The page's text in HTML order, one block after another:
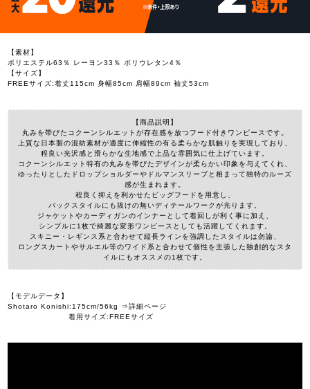
【素材】
ポリエステル63％ レーヨン33％ ポリウレタン4％
【サイズ】
FREEサイズ:着丈115cm 身幅85cm 肩幅89cm 袖丈53cm
【商品説明】
丸みを帯びたコクーンシルエットが存在感を放つフード付きワンピースです。
上質な日本製の混紡素材が適度に伸縮性の有る柔らかな肌触りを実現しており、
程良い光沢感と滑らかな生地感で上品な雰囲気に仕上げています。
コクーンシルエット特有の丸みを帯びたデザインが柔らかい印象を与えてくれ、
ゆったりとしたドロップショルダーやドルマンスリーブと相まって独特のルーズ
感が生まれます。
程良く抑えを利かせたビッグフードを用意し、
バックスタイルにも抜けの無いディテールワークが光ります。
ジャケットやカーディガンのインナーとして着回しが利く事に加え、
シンプルに1枚で綺麗な変形ワンピースとしても活躍してくれます。
スキニー・レギンス系と合わせて縦長ラインを強調したスタイルは勿論、
ロングスカートやサルエル等のワイド系と合わせて個性を主張した独創的なスタ
イルにもオススメの1枚です。
【モデルデータ】
Shotaro Konishi:175cm/56kg ⇒詳細ページ
着用サイズ:FREEサイズ